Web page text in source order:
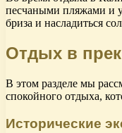
песчаными пляжами и
бриза и насладиться
Отдых в
В этом разделе мы
спокойного отдыха,
Исторические